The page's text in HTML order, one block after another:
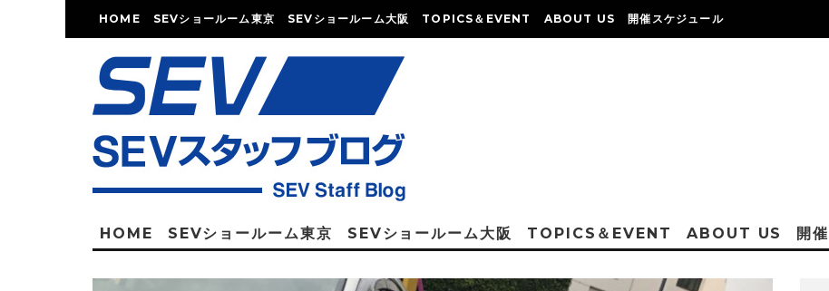
HOME SEVショールーム東京 SEVショールーム大阪 TOPICS＆EVENT ABOUT US 開催スケジュール
HOME SEVショールーム東京 SEVショールーム大阪 TOPICS＆EVENT ABOUT US 開